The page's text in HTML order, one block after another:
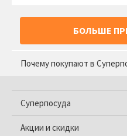
БОЛЬШЕ
Почему покупают в
Суперпосуда
Акции и скидки